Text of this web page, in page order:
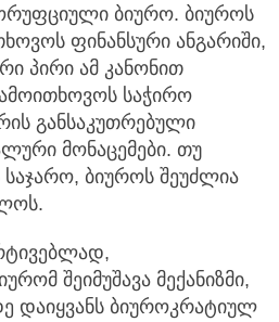
ბიურო. ბიუროს
ფინანსური ანგარიში,
პირი ამ კანონით
საჭირო
განსაკუთრებული
მონაცემები. თუ
ბიუროს შეუძლია
შეიმუშავა მექანიზმი,
დაიყვანს ბიუროკრატიულ